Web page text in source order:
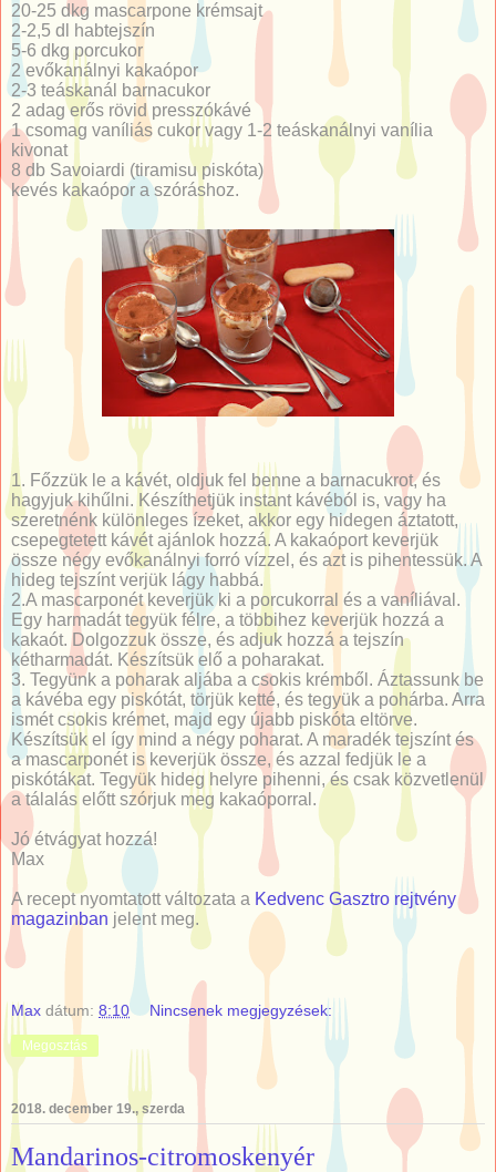
20-25 dkg mascarpone krémsajt
2-2,5 dl habtejszín
5-6 dkg porcukor
2 evőkanálnyi kakaópor
2-3 teáskanál barnacukor
2 adag erős rövid presszókávé
1 csomag vaníliás cukor vagy 1-2 teáskanálnyi vanília
kivonat
8 db Savoiardi (tiramisu piskóta)
kevés kakaópor a szóráshoz.
1. Főzzük le a kávét, oldjuk fel benne a barnacukrot, és
hagyjuk kihűlni. Készíthetjük instant kávéból is, vagy ha
szeretnénk különleges ízeket, akkor egy hidegen áztatott,
csepegtetett kávét ajánlok hozzá. A kakaóport keverjük
össze négy evőkanálnyi forró vízzel, és azt is pihentessük. A
hideg tejszínt verjük lágy habbá.
2.A mascarponét keverjük ki a porcukorral és a vaníliával.
Egy harmadát tegyük félre, a többihez keverjük hozzá a
kakaót. Dolgozzuk össze, és adjuk hozzá a tejszín
kétharmadát. Készítsük elő a poharakat.
3. Tegyünk a poharak aljába a csokis krémből. Áztassunk be
a kávéba egy piskótát, törjük ketté, és tegyük a pohárba. Arra
ismét csokis krémet, majd egy újabb piskóta eltörve.
Készítsük el így mind a négy poharat. A maradék tejszínt és
a mascarponét is keverjük össze, és azzal fedjük le a
piskótákat. Tegyük hideg helyre pihenni, és csak közvetlenül
a tálalás előtt szórjuk meg kakaóporral.
Jó étvágyat hozzá!
Max
A recept nyomtatott változata a Kedvenc Gasztro rejtvény
magazinban jelent meg.
Max dátum: 8:10 Nincsenek megjegyzések:
Megosztás
2018. december 19., szerda
Mandarinos-citromoskenyér